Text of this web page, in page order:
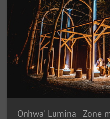
Onhwa' Lumina - Zone